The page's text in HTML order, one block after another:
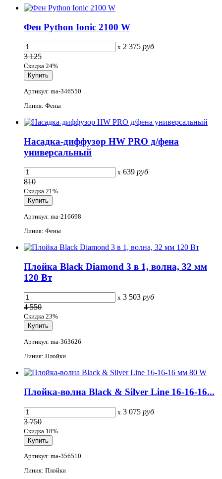
Фен Python Ionic 2100 W
x 2 375 руб
3 125
Скидка 24%
Артикул: ma-346550
Линия: Фены
Насадка-диффузор HW PRO д/фена
универсальный
x 639 руб
810
Скидка 21%
Артикул: ma-216698
Линия: Фены
Плойка Black Diamond 3 в 1, волна, 32 мм
120 Вт
x 3 503 руб
4 550
Скидка 23%
Артикул: ma-363626
Линия: Плойки
Плойка-волна Black & Silver Line 16-16-16...
x 3 075 руб
3 750
Скидка 18%
Артикул: ma-356510
Линия: Плойки